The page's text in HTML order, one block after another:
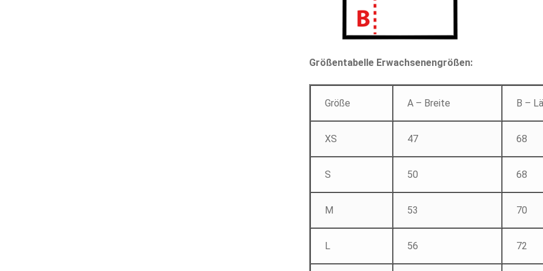
Größentabelle Erwachsenengrößen:
Größe A – Breite B –
XS 47 68
S 50 68
M 53 70
L 56 72